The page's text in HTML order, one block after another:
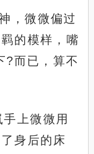
，微微偏过
的模样，嘴
?而已，算不
上微微用
身后的床